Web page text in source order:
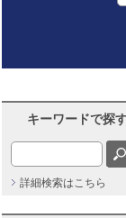
キーワードで探
詳細検索はこちら